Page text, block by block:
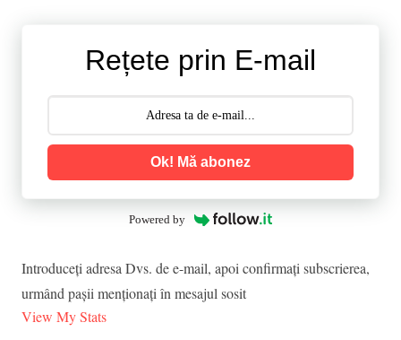
Rețete prin E-mail
Ok! Mă abonez
Powered by
Introduceţi adresa Dvs. de e-mail, apoi confirmaţi subscrierea,
urmând paşii menţionaţi în mesajul sosit
View My Stats